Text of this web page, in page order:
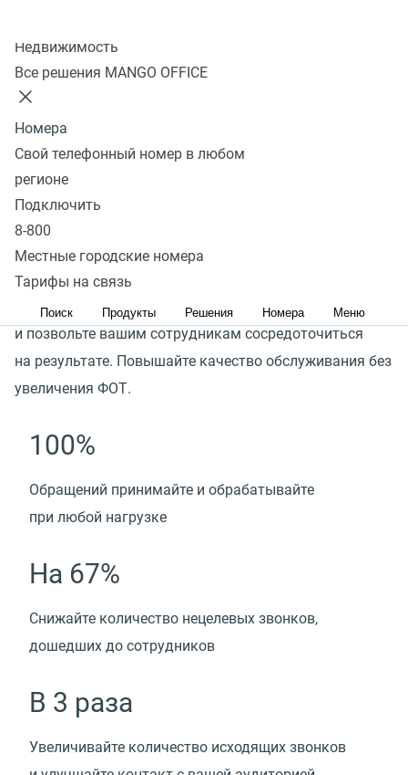
Недвижимость
Все решения MANGO OFFICE
Номера
Свой телефонный номер в любом
регионе
Подключить
8-800
Местные городские номера
Тарифы на связь
Поиск Продукты Решения Номера Меню
сообщениями, звонки от клиентов для уточнения
компании.
Интегрируйте голосовых роботов в вашу CRM-систему,
доверьте выполнение рутинных задач
интеллектуальным решениям от MANGO OFFICE
и позвольте вашим сотрудникам сосредоточиться
на результате. Повышайте качество обслуживания без
увеличения ФОТ.
100%
Обращений принимайте и обрабатывайте
при любой нагрузке
На 67%
Снижайте количество нецелевых звонков,
дошедших до сотрудников
В 3 раза
Увеличивайте количество исходящих звонков